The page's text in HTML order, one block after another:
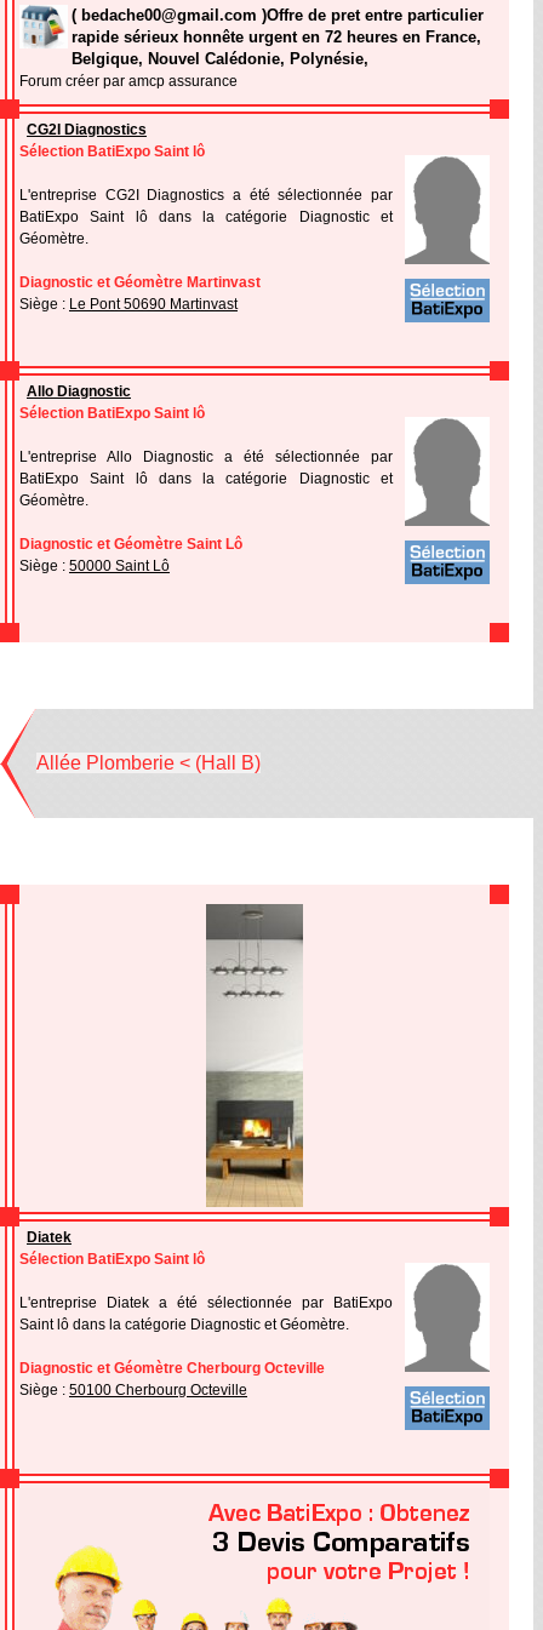
( bedache00@gmail.com )Offre de pret entre particulier
rapide sérieux honnête urgent en 72 heures en France,
Belgique, Nouvel Calédonie, Polynésie,
Forum créer par amcp assurance
CG2I Diagnostics
Sélection BatiExpo Saint lô
L'entreprise CG2I Diagnostics a été sélectionnée par
BatiExpo Saint lô dans la catégorie Diagnostic et
Géomètre.
Diagnostic et Géomètre Martinvast
Siège : Le Pont 50690 Martinvast
Allo Diagnostic
Sélection BatiExpo Saint lô
L'entreprise Allo Diagnostic a été sélectionnée par
BatiExpo Saint lô dans la catégorie Diagnostic et
Géomètre.
Diagnostic et Géomètre Saint Lô
Siège : 50000 Saint Lô
Allée Plomberie < (Hall B)
Diatek
Sélection BatiExpo Saint lô
L'entreprise Diatek a été sélectionnée par BatiExpo
Saint lô dans la catégorie Diagnostic et Géomètre.
Diagnostic et Géomètre Cherbourg Octeville
Siège : 50100 Cherbourg Octeville